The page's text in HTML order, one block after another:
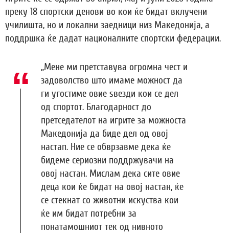
преку 18 спортски денови во кои ќе бидат вклучени
училишта, но и локални заедници низ Македонија, а
поддршка ќе дадат националните спортски федерации.
„Мене ми претставува огромна чест и
задоволство што имаме можност да
ги угостиме овие ѕвезди кои се дел
од спортот. Благодарност до
претседателот на игрите за можноста
Македонија да биде дел од овој
настап. Ние се обврзавме дека ќе
бидеме сериозни поддржувачи на
овој настан. Мислам дека сите овие
деца кои ќе бидат на овој настан, ќе
се стекнат со животни искуства кои
ќе им бидат потребни за
понатамошниот тек од нивното